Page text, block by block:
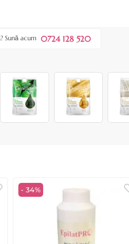
Sună acum 0724 128 520
- 34%